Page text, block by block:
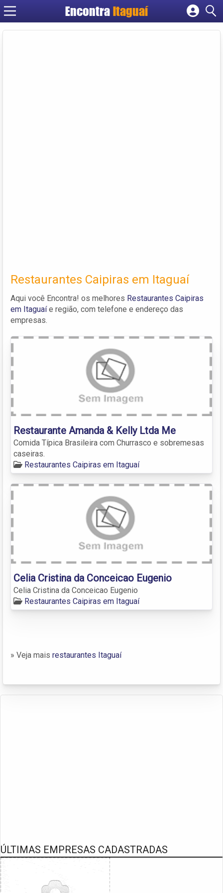
EncontraItaguaí
Cadastrar empresa
Restaurantes Caipiras em Itaguaí
Aqui você Encontra! os melhores Restaurantes Caipiras
em Itaguaíe região, com telefone e endereço das
empresas.
Restaurante Amanda & Kelly Ltda Me
Comida Típica Brasileira com Churrasco e sobremesas
caseiras.
Restaurantes Caipiras em Itaguaí
Celia Cristina da Conceicao Eugenio
Celia Cristina da Conceicao Eugenio
Restaurantes Caipiras em Itaguaí
» Veja mais restaurantes Itaguaí
ÚLTIMAS EMPRESAS CADASTRADAS